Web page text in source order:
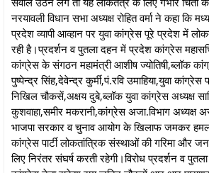
नरयावली विधान सभा अध्यक्ष रोहित वर्मा ने कहा कि
प्रदेश व्यापी आव्हान पर युवा कांग्रेस पूरे प्रदेश में
रही है।प्रदर्शन व पुतला दहन में प्रदेश कांग्रेस
कांग्रेस के संगठन महामंत्री आशीष ज्योतिषी,ब्लॉक
पुष्पेन्द्र सिंह,देवेन्द्र कुर्मी,पं.रवि उमाहिया,युवा
निखिल चौकसें,अक्षय दुबे,ब्लॉक युवा कांग्रेस अध्यक्ष
कुशवाहा,समीर मकरानी,कांग्रेस अजा.विभाग अध्यक्ष
भाजपा सरकार व चुनाव आयोग के खिलाफ जमकर
कांग्रेस पार्टी लोकतांत्रिक संस्थाओं की गरिमा और
लिए निरंतर संघर्ष करती रहेगी।विरोध प्रदर्शन व